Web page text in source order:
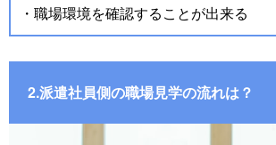
・職場環境を確認することが出来る
2.派遣社員側の職場見学の流れは？